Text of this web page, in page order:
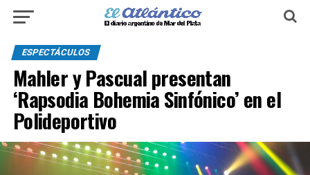
ESPECTÁCULOS
Mahler y Pascual presentan
‘Rapsodia Bohemia Sinfónico’ en el
Polideportivo